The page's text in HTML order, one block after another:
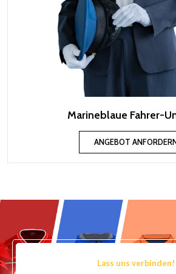
Marineblaue Fahrer-
ANGEBOT
Lass uns verbinden!